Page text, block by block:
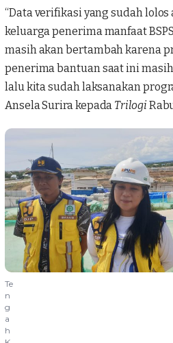
“Data verifikasi yang sudah lolos
keluarga penerima manfaatBSPS
masih akan bertambah karena
penerima bantuan saat ini
lalu kita sudah laksanakan
Ansela Surira kepada Trilogi
Te
n
g
a
h